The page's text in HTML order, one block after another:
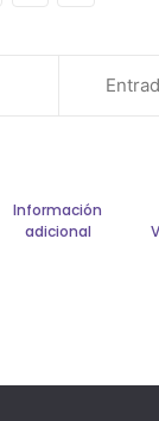
Información
adicional